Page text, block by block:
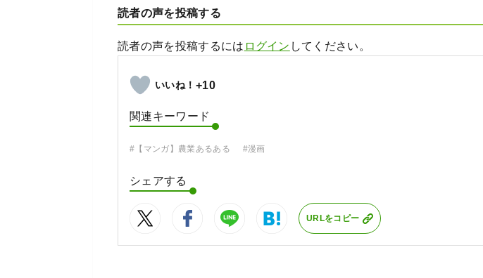
読者の声を投稿する
読者の声を投稿するには ログイン してください。
+10
関連キーワード
#【マンガ】農業あるある #漫画
シェアする
URLをコピー